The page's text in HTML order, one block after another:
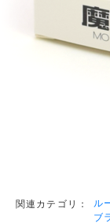
関連カテゴリ： ル
ブ